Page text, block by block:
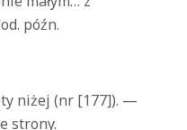
późn.
niżej (nr [177]). —
strony.